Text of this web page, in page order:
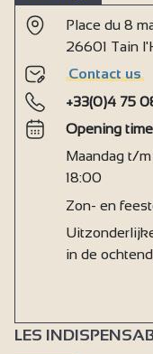
Place du 8
26601 Tain
Contact us
+33(0)4 75
Opening
Maandag t/
18:00
Zon- en
in de
LES